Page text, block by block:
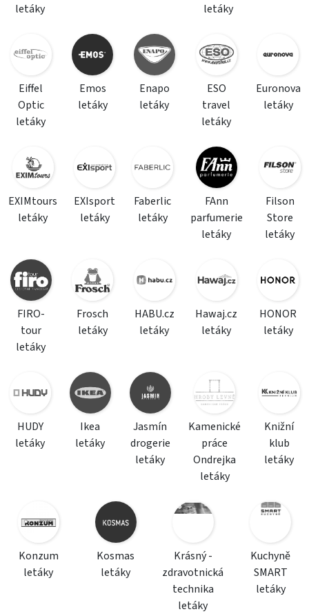
letáky
letáky
Eiffel
Optic
letáky
Emos
letáky
Enapo
letáky
ESO
travel
letáky
Euronova
letáky
EXIMtours
letáky
EXIsport
letáky
Faberlic
letáky
FAnn
parfumerie
letáky
Filson
Store
letáky
FIRO-
tour
letáky
Frosch
letáky
HABU.cz
letáky
Hawaj.cz
letáky
HONOR
letáky
HUDY
letáky
Ikea
letáky
Jasmín
drogerie
letáky
Kamenické
práce
Ondrejka
letáky
Knižní
klub
letáky
Konzum
letáky
Kosmas
letáky
Krásný -
zdravotnická
technika
letáky
Kuchyně
SMART
letáky